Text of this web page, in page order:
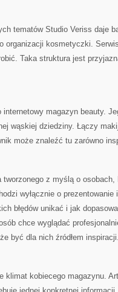
tematów Studio Veriss daje
organizacji kosmetyczki.
Taka struktura jest
magazyn beauty.
wąskiej dziedziny. Łączy
może znaleźć tu zarówno
z myślą o
wyłącznie o prezentowanie
błędów unikać i jak
chce wyglądać
być dla nich źródłem
klimat kobiecego magazynu.